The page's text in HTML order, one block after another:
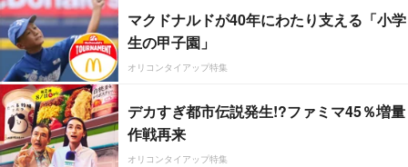
マクドナルドが40年にわたり支える「小学
生の甲子園」
オリコンタイアップ特集
デカすぎ都市伝説発生!?ファミマ45％増量
作戦再来
オリコンタイアップ特集